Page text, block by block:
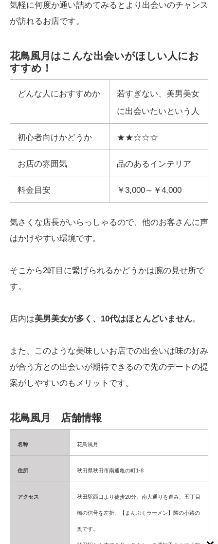
気軽に何度か通い詰めてみるとより出会いのチャンス
が訪れるお店です。
花鳥風月はこんな出会いがほしい人にお
すすめ！
どんな人におすすめか
若すぎない、美男美女
に出会いたいという人
初心者向けかどうか ★★☆☆☆
お店の雰囲気 品のあるインテリア
料金目安 ￥3,000～￥4,000
気さくな店長がいらっしゃるので、他のお客さんに声
はかけやすい環境です。
そこから2軒目に繋げられるかどうかは腕の見せ所で
す。
店内は美男美女が多く、10代はほとんどいません。
また、このような美味しいお店での出会いは味の好み
が合う方との出会いが期待できるので先のデートの提
案がしやすいのもメリットです。
花鳥風月 店舗情報
名称 花鳥風月
住所 秋田県秋田市南通亀の町1-8
アクセス 秋田駅西口より徒歩20分。 南大通りを進み、五丁目
橋の信号を左折、【まんぷくラーメン】隣の小路の
奥です。